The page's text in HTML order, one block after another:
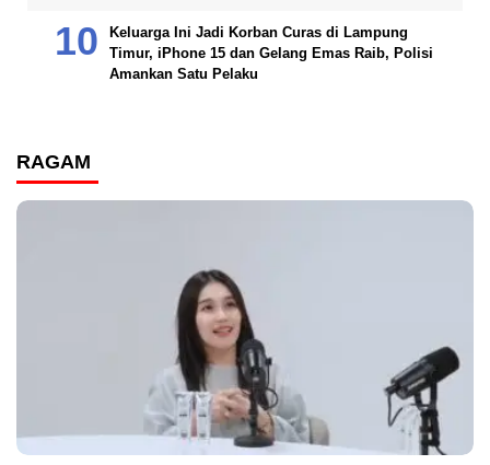
Keluarga Ini Jadi Korban Curas di Lampung
Timur, iPhone 15 dan Gelang Emas Raib, Polisi
Amankan Satu Pelaku
RAGAM